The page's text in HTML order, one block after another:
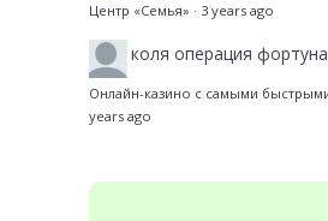
Центр «Семья» · 3 years ago
коля операция
Онлайн-казино с самыми
years ago